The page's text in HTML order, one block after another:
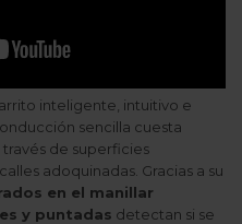
inteligente, intuitivo e
sencilla cuesta
de superficies
adoquinadas. Gracias a su
en el manillar
y puntadas detectan si se